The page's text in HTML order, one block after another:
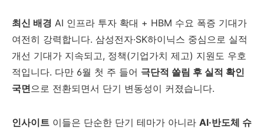
최신 배경 AI 인프라 투자 확대 + HBM 수요 폭증 기대가
여전히 강력합니다. 삼성전자·SK하이닉스 중심으로 실적
개선 기대가 지속되고, 정책(기업가치 제고) 지원도 우호
적입니다. 다만 6월 첫 주 들어 극단적 쏠림 후 실적 확인
국면으로 전환되면서 단기 변동성이 커졌습니다.
인사이트 이들은 단순한 단기 테마가 아니라 AI·반도체 슈